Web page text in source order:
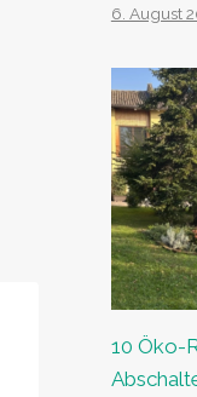
6. August
10 Öko-